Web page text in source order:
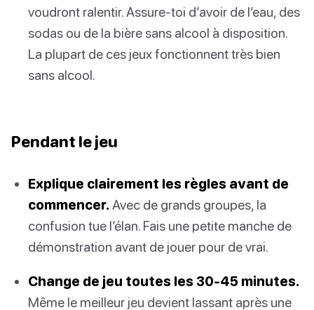
voudront ralentir. Assure-toi d’avoir de l’eau, des
sodas ou de la bière sans alcool à disposition.
La plupart de ces jeux fonctionnent très bien
sans alcool.
Pendant le jeu
Explique clairement les règles avant de
commencer. Avec de grands groupes, la
confusion tue l’élan. Fais une petite manche de
démonstration avant de jouer pour de vrai.
Change de jeu toutes les 30-45 minutes.
Même le meilleur jeu devient lassant après une